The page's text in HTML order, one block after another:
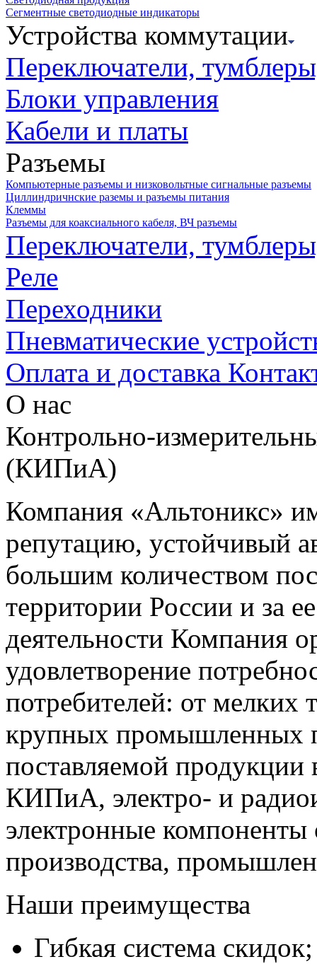
Сегментные светодиодные индикаторы
Устройства коммутации
Переключатели,
Блоки управления
Кабели и платы
Разъемы
Компьютерные разъемы и низковольтные сигнальные разъемы
Циллиндричнские раземы и разъемы питания
Клеммы
Разъемы для коаксиального кабеля, ВЧ разъемы
Переключатели,
Реле
Переходники
Пневматические
Оплата и доставка
О нас
Контрольно-
(КИПиА)
Компания «Альтоникс»
репутацию, устойчивый
большим количеством
территории России и за
деятельности Компания
удовлетворение
потребителей: от мелких
крупных промышленных
поставляемой продукции
КИПиА, электро- и
электронные компоненты
производства,
Наши преимущества
Гибкая система скидок;